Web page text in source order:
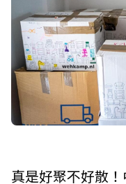
真是好聚不好散